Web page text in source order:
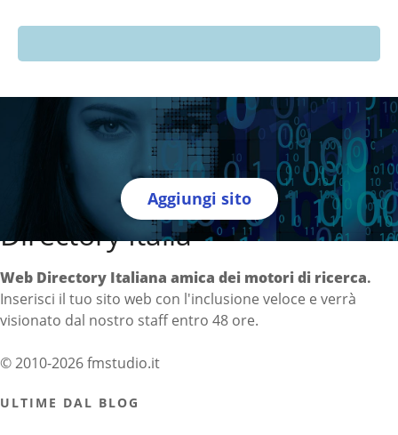
Aggiungi sito
Directory Italia
Web Directory Italiana amica dei motori di ricerca.
Inserisci il tuo sito web con l'inclusione veloce e verrà
visionato dal nostro staff entro 48 ore.
© 2010-2026 fmstudio.it
ULTIME DAL BLOG